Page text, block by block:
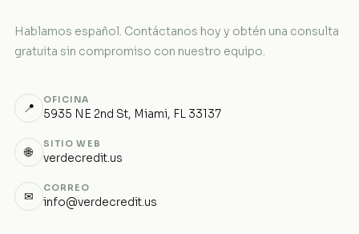
Hablamos español. Contáctanos hoy y obtén una consulta
gratuita sin compromiso con nuestro equipo.
📍
OFICINA
5935 NE 2nd St, Miami, FL 33137
🌐
SITIO WEB
verdecredit.us
✉
CORREO
info@verdecredit.us